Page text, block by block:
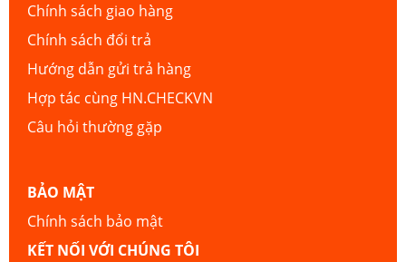
Chính sách giao hàng
Chính sách đổi trả
Hướng dẫn gửi trả hàng
Hợp tác cùng HN.CHECKVN
Câu hỏi thường gặp
BẢO MẬT
Chính sách bảo mật
KẾT NỐI VỚI CHÚNG TÔI